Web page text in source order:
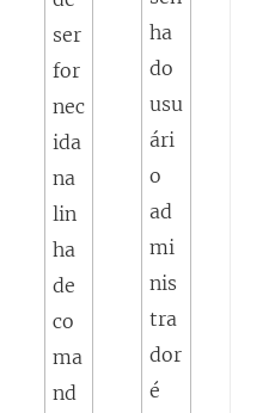
ser
for
nec
ida
na
lin
ha
de
co
ma
nd
ha
do
usu
ári
o
ad
mi
nis
tra
dor
é